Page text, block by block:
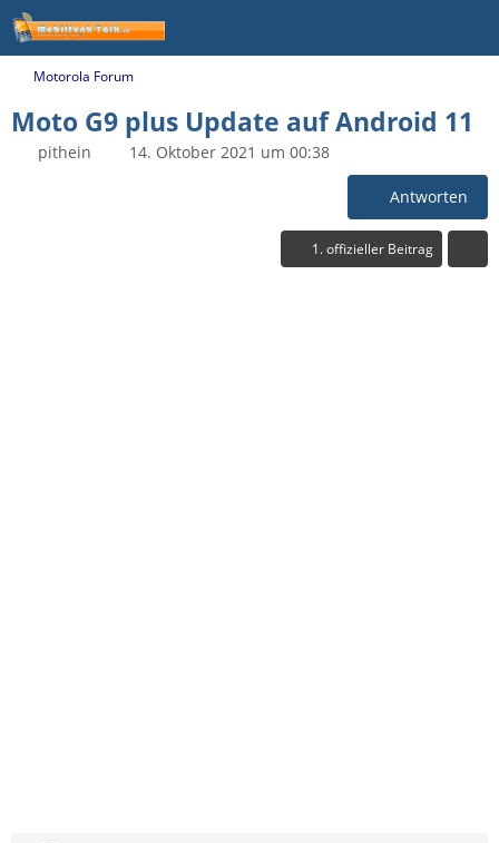
Motorola Forum
Moto G9 plus Update auf Android 11
pithein 14. Oktober 2021 um 00:38
Antworten
1. offizieller Beitrag